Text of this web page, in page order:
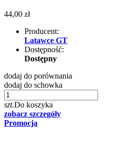
44,00 zł
Producent:
Latawce GT
Dostępność:
Dostępny
dodaj do porównania
dodaj do schowka
szt.Do koszyka
zobacz szczegóły
Promocja